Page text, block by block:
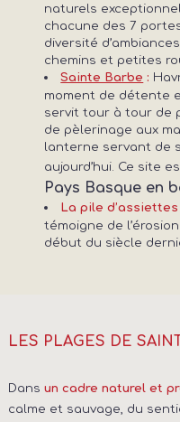
naturels
chacune des 7
diversité
chemins et petites
Sainte Barbe :
moment de détente
servit tour à tour de
de pèlerinage aux
lanterne servant de
aujourd’hui. Ce site
Pays Basque en
La pile d’assiettes
témoigne de
début du siècle
LES PLAGES DE
Dans un cadre naturel et
calme et sauvage, du